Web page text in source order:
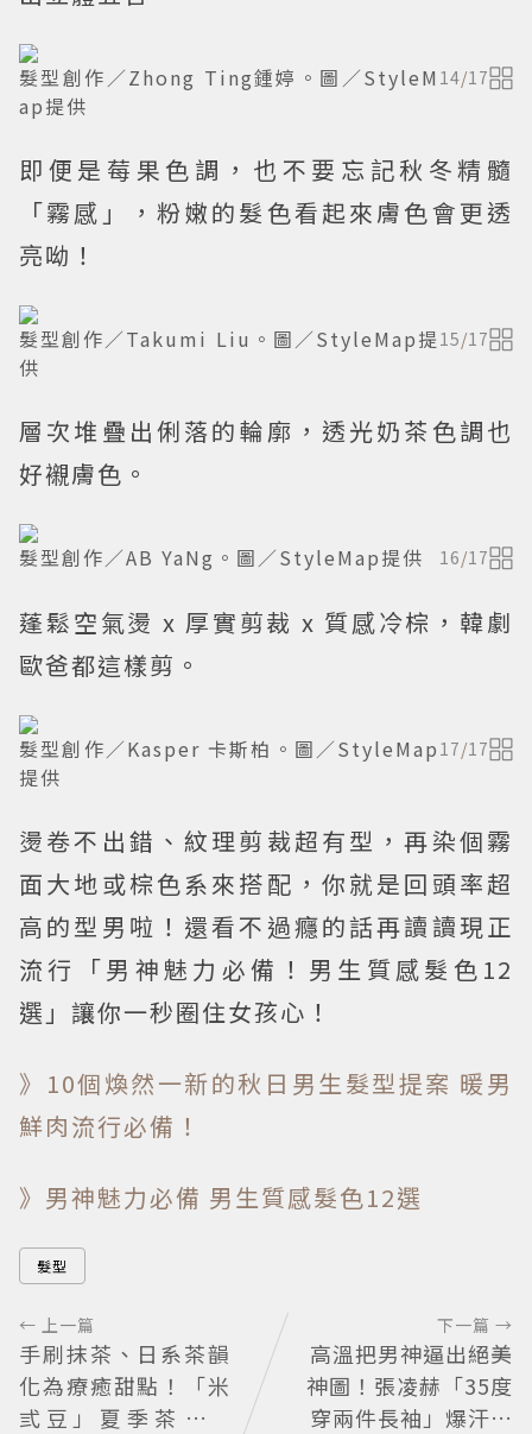
髮型創作／Zhong Ting鍾婷。圖／StyleM
ap提供
14/17
即便是莓果色調，也不要忘記秋冬精髓
「霧感」，粉嫩的髮色看起來膚色會更透
亮呦！
髮型創作／Takumi Liu。圖／StyleMap提
供
15/17
層次堆疊出俐落的輪廓，透光奶茶色調也
好襯膚色。
髮型創作／AB YaNg。圖／StyleMap提供 16/17
蓬鬆空氣燙 x 厚實剪裁 x 質感冷棕，韓劇
歐爸都這樣剪。
髮型創作／Kasper 卡斯柏。圖／StyleMap
提供
17/17
燙卷不出錯、紋理剪裁超有型，再染個霧
面大地或棕色系來搭配，你就是回頭率超
高的型男啦！還看不過癮的話再讀讀現正
流行「男神魅力必備！男生質感髮色12
選」讓你一秒圈住女孩心！
》10個煥然一新的秋日男生髮型提案 暖男
鮮肉流行必備！
》男神魅力必備 男生質感髮色12選
髮型
← 上一篇
手刷抹茶、日系茶韻
化為療癒甜點！「米
弎豆」夏季茶季開
下一篇 →
高溫把男神逼出絕美
神圖！張凌赫「35度
穿兩件長袖」爆汗領